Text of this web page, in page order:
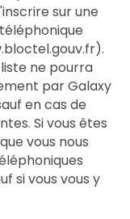
sur une
ne pourra
par Galaxy
en cas de
Si vous êtes
vous nous
si vous vous y